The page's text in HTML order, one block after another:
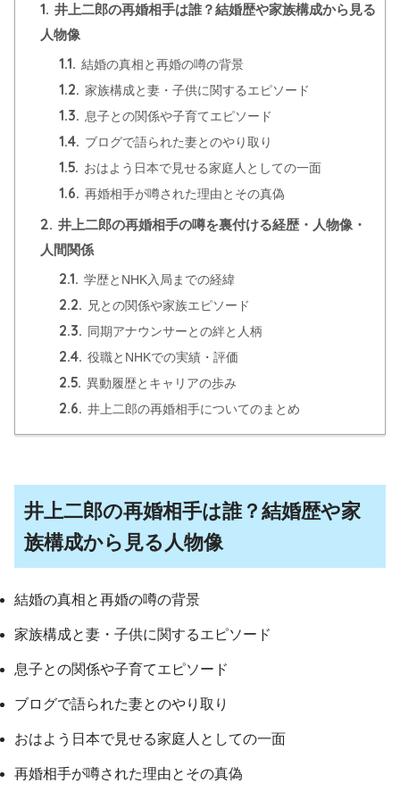
1. 井上二郎の再婚相手は誰？結婚歴や家族構成から見る
人物像
1.1. 結婚の真相と再婚の噂の背景
1.2. 家族構成と妻・子供に関するエピソード
1.3. 息子との関係や子育てエピソード
1.4. ブログで語られた妻とのやり取り
1.5. おはよう日本で見せる家庭人としての一面
1.6. 再婚相手が噂された理由とその真偽
2. 井上二郎の再婚相手の噂を裏付ける経歴・人物像・
人間関係
2.1. 学歴とNHK入局までの経緯
2.2. 兄との関係や家族エピソード
2.3. 同期アナウンサーとの絆と人柄
2.4. 役職とNHKでの実績・評価
2.5. 異動履歴とキャリアの歩み
2.6. 井上二郎の再婚相手についてのまとめ
井上二郎の再婚相手は誰？結婚歴や家
族構成から見る人物像
結婚の真相と再婚の噂の背景
家族構成と妻・子供に関するエピソード
息子との関係や子育てエピソード
ブログで語られた妻とのやり取り
おはよう日本で見せる家庭人としての一面
再婚相手が噂された理由とその真偽